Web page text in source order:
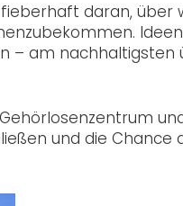
daran,
– am
Gehörlosenzentrum
und die